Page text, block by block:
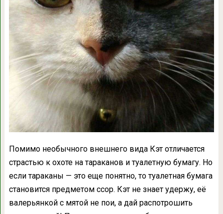
Помимо необычного внешнего вида Кэт отличается
страстью к охоте на тараканов и туалетную бумагу. Но
если тараканы — это еще понятно, то туалетная бумага
становится предметом ссор. Кэт не знает удержу, её
валерьянкой с мятой не пои, а дай распотрошить